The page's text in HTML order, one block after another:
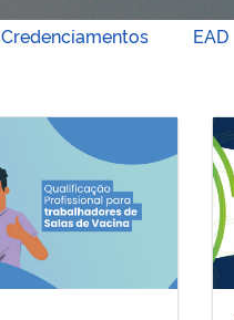
Credenciamentos EAD